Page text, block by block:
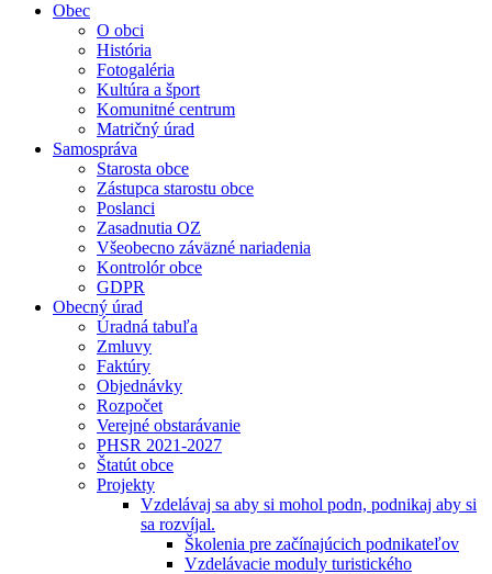
Obec
O obci
História
Fotogaléria
Kultúra a šport
Komunitné centrum
Matričný úrad
Samospráva
Starosta obce
Zástupca starostu obce
Poslanci
Zasadnutia OZ
Všeobecno záväzné nariadenia
Kontrolór obce
GDPR
Obecný úrad
Úradná tabuľa
Zmluvy
Faktúry
Objednávky
Rozpočet
Verejné obstarávanie
PHSR 2021-2027
Štatút obce
Projekty
Vzdelávaj sa aby si mohol podn, podnikaj aby si
sa rozvíjal.
Školenia pre začínajúcich podnikateľov
Vzdelávacie moduly turistického